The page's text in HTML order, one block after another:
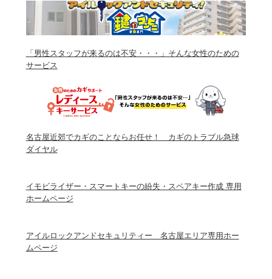
「男性スタッフが来るのは不安・・・」そんな女性のための
サービス
名古屋近郊でカギのことならお任せ！ カギのトラブル急球
ダイヤル
イモビライザー・スマートキーの紛失・スペアキー作成 専用
ホームページ
アイルロックアンドセキュリティー 名古屋エリア専用ホー
ムページ